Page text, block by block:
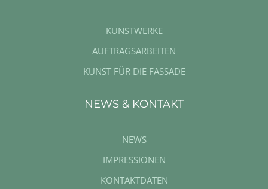
KUNSTWERKE
AUFTRAGSARBEITEN
KUNST FÜR DIE FASSADE
NEWS & KONTAKT
NEWS
IMPRESSIONEN
KONTAKTDATEN